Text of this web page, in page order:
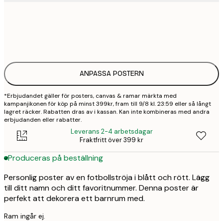
ANPASSA POSTERN
*Erbjudandet gäller för posters, canvas & ramar märkta med
kampanjikonen för köp på minst 399kr, fram till 9/8 kl. 23:59 eller så långt
lagret räcker. Rabatten dras av i kassan. Kan inte kombineras med andra
erbjudanden eller rabatter.
Leverans 2-4 arbetsdagar
Fraktfritt över 399 kr
Produceras på beställning
Personlig poster av en fotbollströja i blått och rött. Lägg
till ditt namn och ditt favoritnummer. Denna poster är
perfekt att dekorera ett barnrum med.
Ram ingår ej.